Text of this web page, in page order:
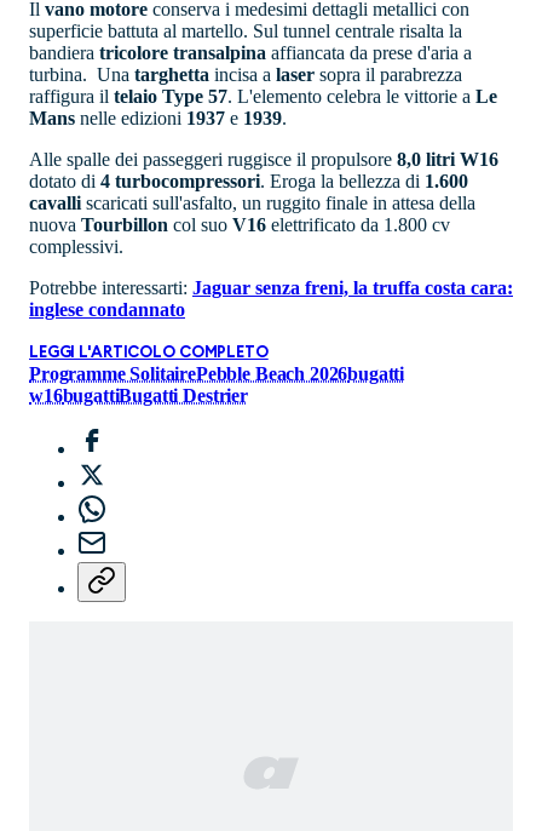
Il vano motore conserva i medesimi dettagli metallici con
superficie battuta al martello. Sul tunnel centrale risalta la
bandiera tricolore transalpina affiancata da prese d'aria a
turbina. Una targhetta incisa a laser sopra il parabrezza
raffigura il telaio Type 57. L'elemento celebra le vittorie a Le
Mans nelle edizioni 1937 e 1939.
Alle spalle dei passeggeri ruggisce il propulsore 8,0 litri W16
dotato di 4 turbocompressori. Eroga la bellezza di 1.600
cavalliscaricati sull'asfalto, un ruggito finale in attesa della
nuova Tourbillon col suo V16 elettrificato da 1.800 cv
complessivi.
Potrebbe interessarti: Jaguar senza freni, la truffa costa cara:
inglese condannato
LEGGI L'ARTICOLO COMPLETO
Programme SolitairePebble Beach 2026bugatti
w16bugattiBugatti Destrier